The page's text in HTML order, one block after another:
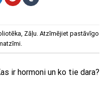
Zāļu . Atzīmējiet pastāvīgo
ir hormoni un ko tie dara?